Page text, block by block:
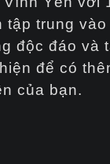
trung
độc đáo và
để có
của bạn.